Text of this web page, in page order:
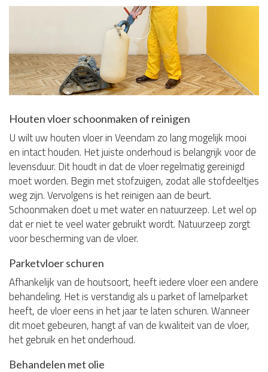
Houten vloer schoonmaken of reinigen
U wilt uw houten vloer in Veendam zo lang mogelijk mooi
en intact houden. Het juiste onderhoud is belangrijk voor de
levensduur. Dit houdt in dat de vloer regelmatig gereinigd
moet worden. Begin met stofzuigen, zodat alle stofdeeltjes
weg zijn. Vervolgens is het reinigen aan de beurt.
Schoonmaken doet u met water en natuurzeep. Let wel op
dat er niet te veel water gebruikt wordt. Natuurzeep zorgt
voor bescherming van de vloer.
Parketvloer schuren
Afhankelijk van de houtsoort, heeft iedere vloer een andere
behandeling. Het is verstandig als u parket of lamelparket
heeft, de vloer eens in het jaar te laten schuren. Wanneer
dit moet gebeuren, hangt af van de kwaliteit van de vloer,
het gebruik en het onderhoud.
Behandelen met olie